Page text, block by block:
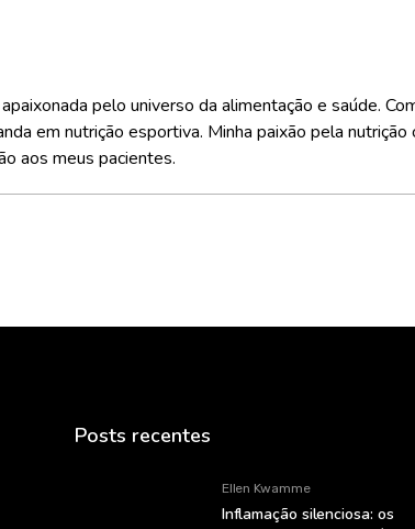
pelo universo da alimentação e saúde.
em nutrição esportiva. Minha paixão pela nutrição
aos meus pacientes.
Posts recentes
Ellen Kwamme
Inflamação silenciosa: os